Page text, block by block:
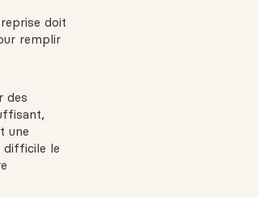
doit
remplir
des
une
difficile le